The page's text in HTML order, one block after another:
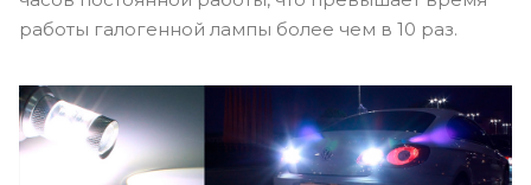
работы галогенной лампы более чем в 10 раз.